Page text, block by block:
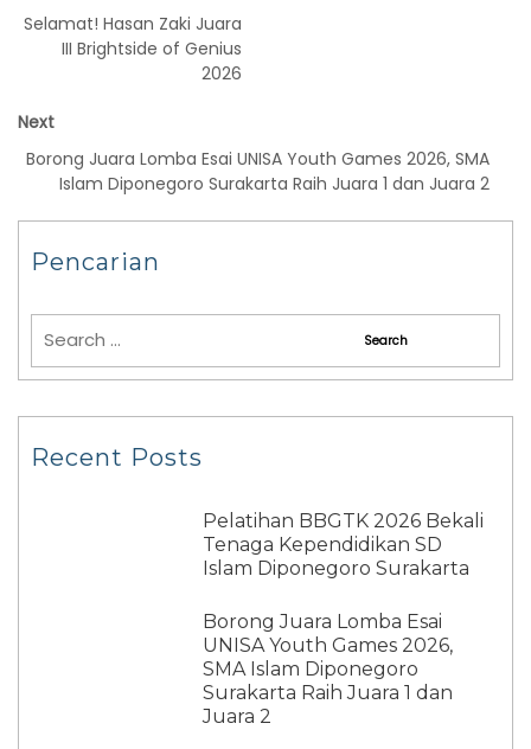
Selamat! Hasan Zaki Juara
III Brightside of Genius
2026
Next
Borong Juara Lomba Esai UNISA Youth Games 2026, SMA
Islam Diponegoro Surakarta Raih Juara 1 dan Juara 2
Pencarian
Recent Posts
Pelatihan BBGTK 2026 Bekali
Tenaga Kependidikan SD
Islam Diponegoro Surakarta
Borong Juara Lomba Esai
UNISA Youth Games 2026,
SMA Islam Diponegoro
Surakarta Raih Juara 1 dan
Juara 2